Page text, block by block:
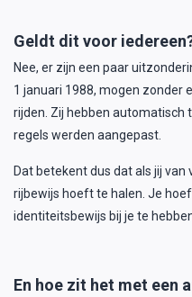
Geldt dit voor
Nee, er zijn een paar
1 januari 1988, mogen zonder
rijden. Zij hebben automatisch
regels werden aangepast.
Dat betekent dus dat als jij
rijbewijs hoeft te halen. Je
identiteitsbewijs bij je te
En hoe zit het met een